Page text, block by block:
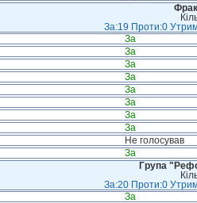
За:19 Проти:0
За
За
За
За
За
За
За
За
Не голосував
За
Група
За:20 Проти:0
За